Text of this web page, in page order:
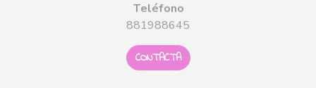
Teléfono
881988645
CONTACTA